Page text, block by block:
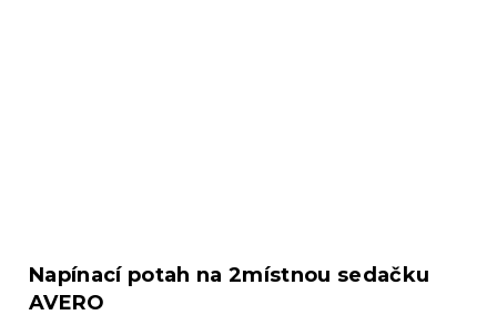
Napínací potah na 2místnou sedačku
AVERO